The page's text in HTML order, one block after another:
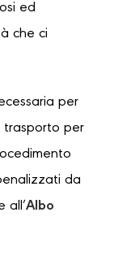
ed
che ci
per
trasporto per
da
all’Albo